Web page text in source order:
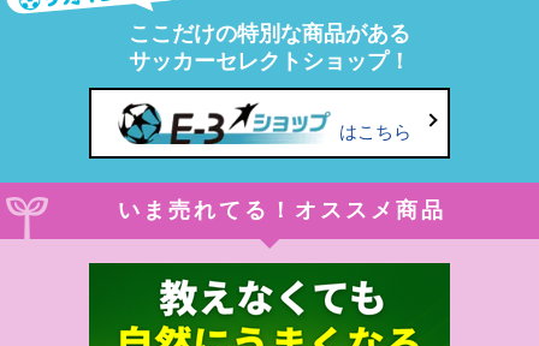
ここだけの特別な商品がある
サッカーセレクトショップ！
はこちら
いま売れてる！オススメ商品